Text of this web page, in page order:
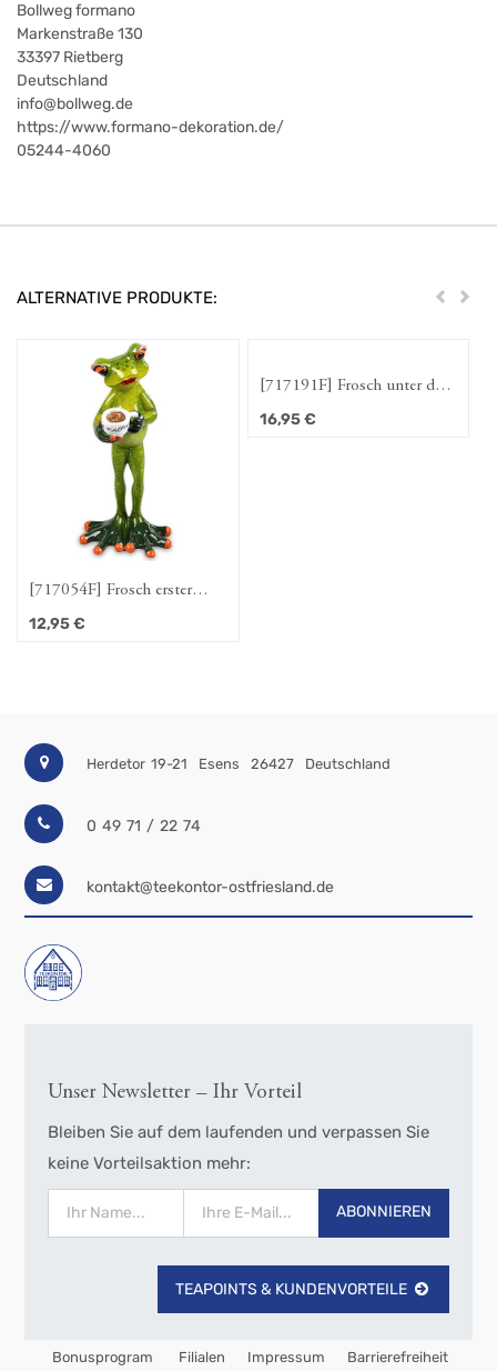
Bollweg formano
Markenstraße 130
33397 Rietberg
Deutschland
info@bollweg.de
https://www.formano-dekoration.de/
05244-4060
ALTERNATIVE PRODUKTE: Zurück
[717054F] Frosch erster
Kaffee Frau
12,95€
[717191F] Frosch unter der
Dusche Frau
16,95€
Herdetor 19-21 Esens 26427 Deutschland
0 49 71 / 22 74
kontakt@teekontor-ostfriesland.de
Unser Newsletter – Ihr Vorteil
Bleiben Sie auf dem laufenden und verpassen Sie
keine Vorteilsaktion mehr:
ABONNIEREN
TEAPOINTS & KUNDENVORTEILE
Bonusprogram Filialen Impressum Barrierefreiheit